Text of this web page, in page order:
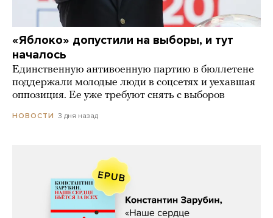
«Яблоко» допустили на выборы, и тут
началось
Единственную антивоенную партию в бюллетене
поддержали молодые люди в соцсетях и уехавшая
оппозиция. Ее уже требуют снять с выборов
НОВОСТИ 3 дня назад